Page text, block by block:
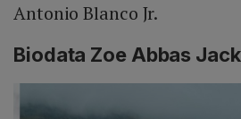
Antonio Blanco Jr.
Biodata Zoe Abbas